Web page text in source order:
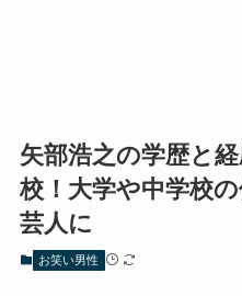
矢部浩之の学歴と
校！大学や中学校
芸人に
お笑い男性